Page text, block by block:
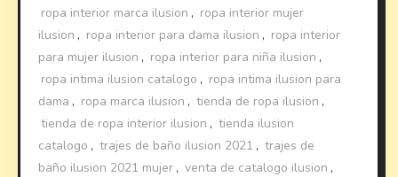
ropa interior marca ilusion , ropa interior mujer
ilusion , ropa interior para dama ilusion , ropa interior
para mujer ilusion , ropa interior para niña ilusion ,
ropa intima ilusion catalogo , ropa intima ilusion para
dama , ropa marca ilusion , tienda de ropa ilusion ,
tienda de ropa interior ilusion , tienda ilusion
catalogo , trajes de baño ilusion 2021 , trajes de
baño ilusion 2021 mujer , venta de catalogo ilusion ,